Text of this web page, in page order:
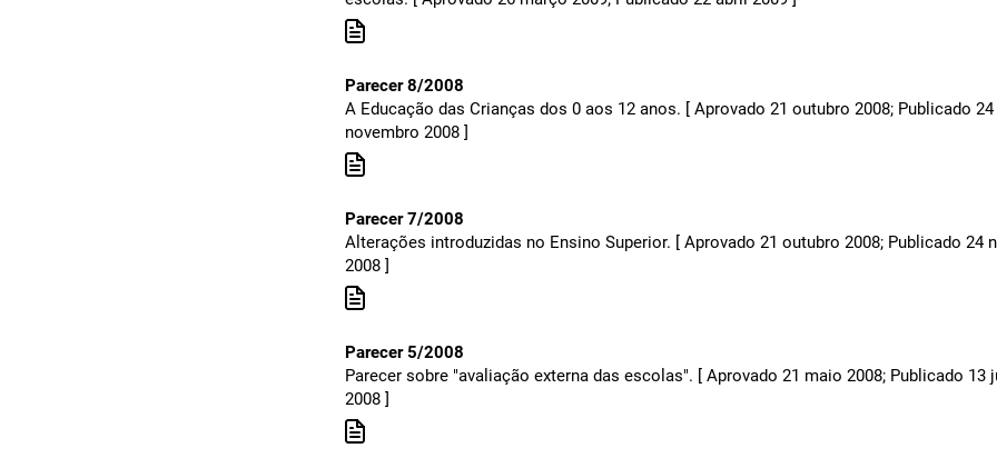
Parecer 8/2008
A Educação das Crianças dos 0 aos 12 anos. [ Aprovado 21 outubro 2008; Publicado 24
novembro 2008 ]
Parecer 7/2008
Alterações introduzidas no Ensino Superior. [ Aprovado 21 outubro 2008; Publicado 24
2008 ]
Parecer 5/2008
Parecer sobre "avaliação externa das escolas". [ Aprovado 21 maio 2008; Publicado 13
2008 ]